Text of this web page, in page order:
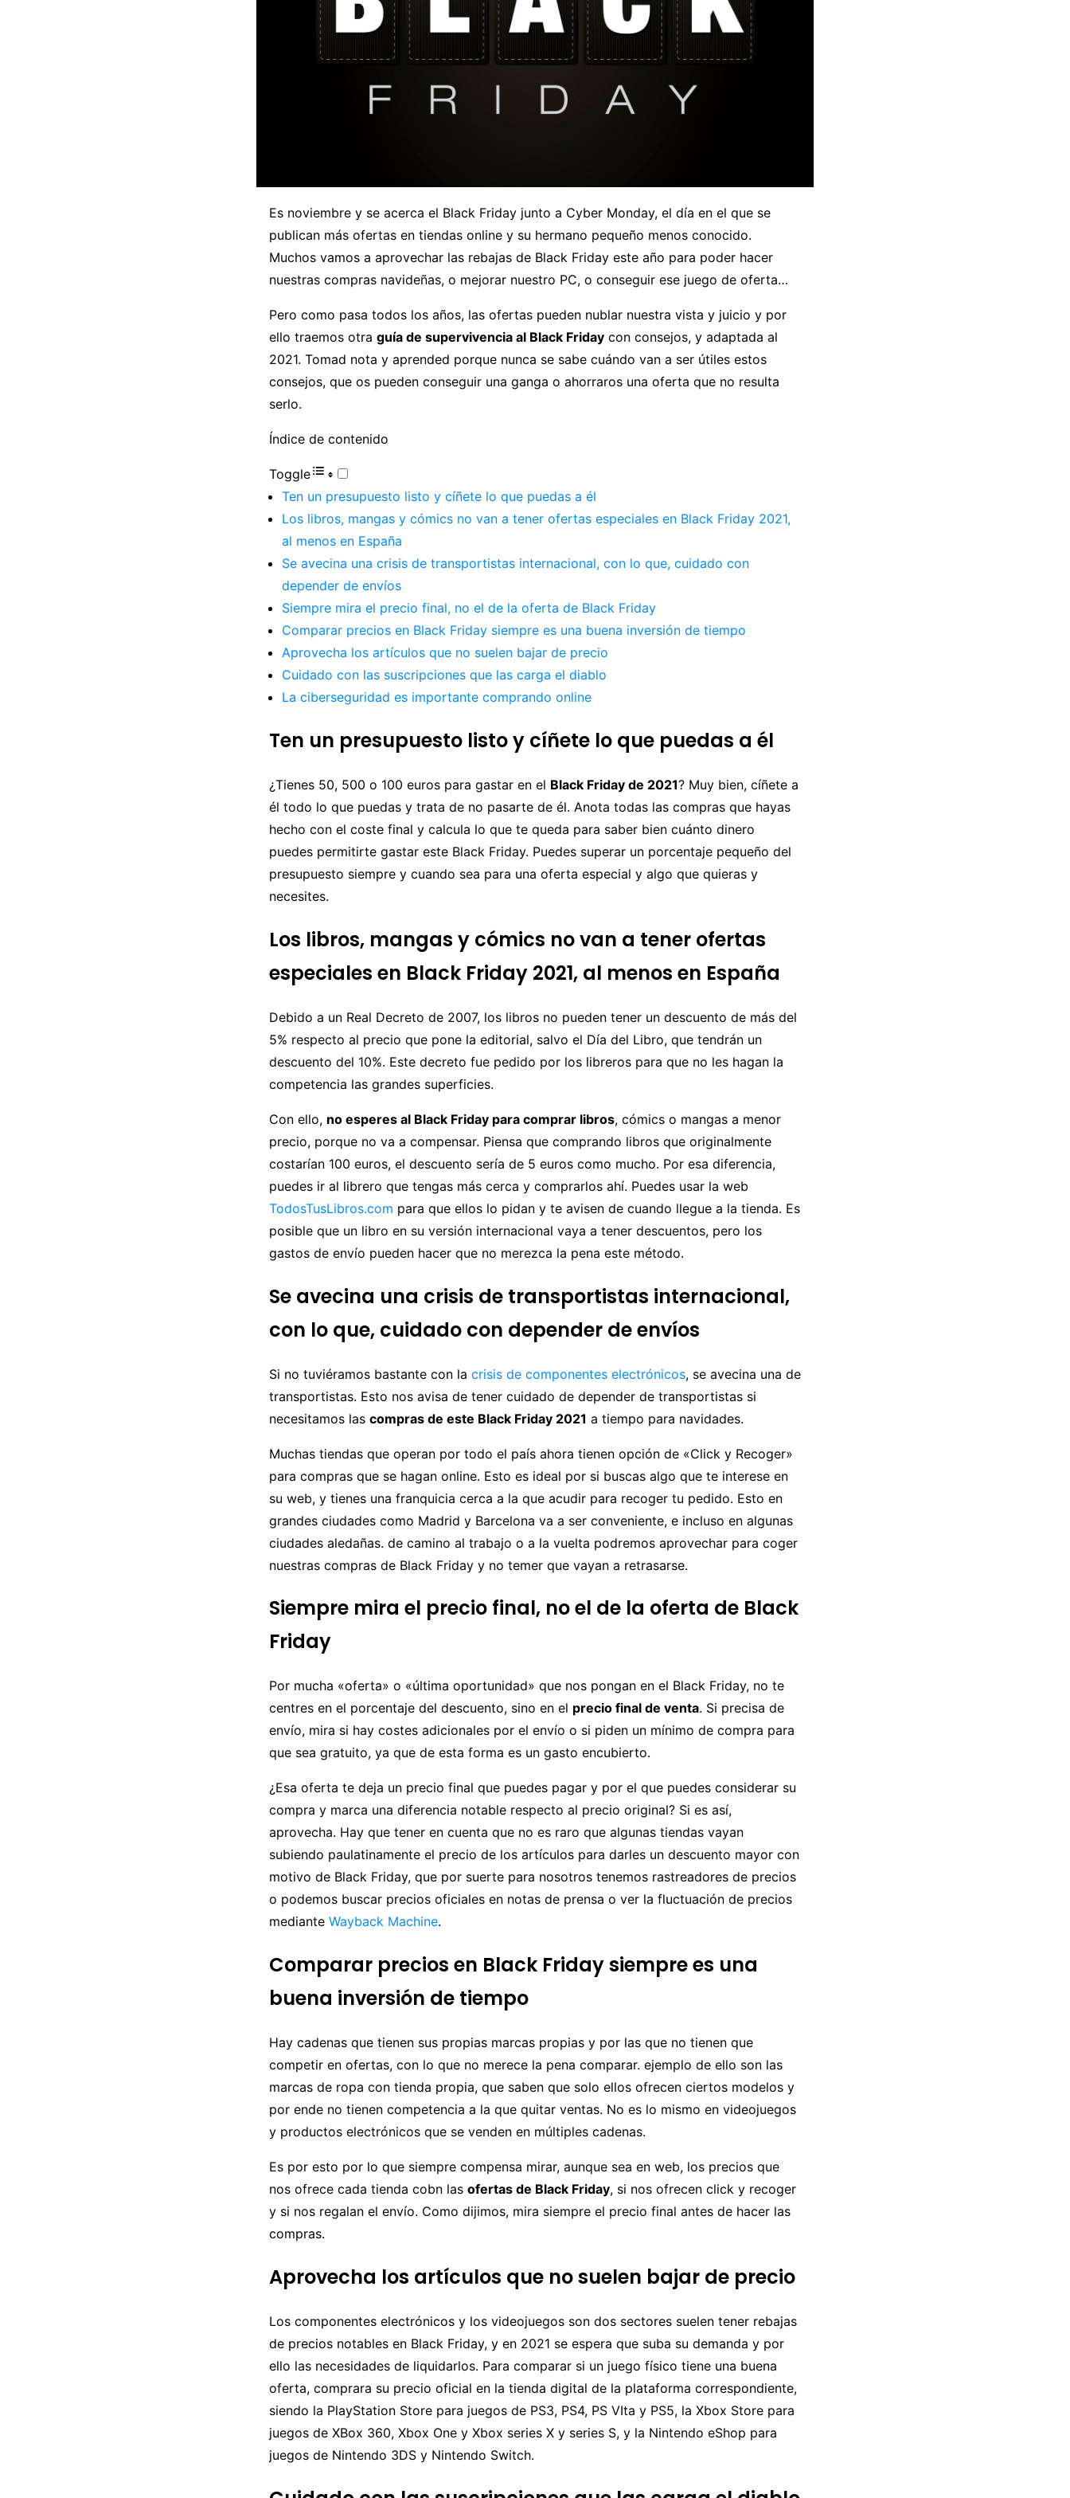
Es noviembre y se acerca el Black Friday junto a Cyber Monday, el día en el que se
publican más ofertas en tiendas online y su hermano pequeño menos conocido.
Muchos vamos a aprovechar las rebajas de Black Friday este año para poder hacer
nuestras compras navideñas, o mejorar nuestro PC, o conseguir ese juego de oferta…
Pero como pasa todos los años, las ofertas pueden nublar nuestra vista y juicio y por
ello traemos otra guía de supervivencia al Black Friday con consejos, y adaptada al
2021. Tomad nota y aprended porque nunca se sabe cuándo van a ser útiles estos
consejos, que os pueden conseguir una ganga o ahorraros una oferta que no resulta
serlo.
Índice de contenido
Toggle
Ten un presupuesto listo y cíñete lo que puedas a él
Los libros, mangas y cómics no van a tener ofertas especiales en Black Friday 2021,
al menos en España
Se avecina una crisis de transportistas internacional, con lo que, cuidado con
depender de envíos
Siempre mira el precio final, no el de la oferta de Black Friday
Comparar precios en Black Friday siempre es una buena inversión de tiempo
Aprovecha los artículos que no suelen bajar de precio
Cuidado con las suscripciones que las carga el diablo
La ciberseguridad es importante comprando online
Ten un presupuesto listo y cíñete lo que puedas a él
¿Tienes 50, 500 o 100 euros para gastar en el Black Friday de 2021? Muy bien, cíñete a
él todo lo que puedas y trata de no pasarte de él. Anota todas las compras que hayas
hecho con el coste final y calcula lo que te queda para saber bien cuánto dinero
puedes permitirte gastar este Black Friday. Puedes superar un porcentaje pequeño del
presupuesto siempre y cuando sea para una oferta especial y algo que quieras y
necesites.
Los libros, mangas y cómics no van a tener ofertas
especiales en Black Friday 2021, al menos en España
Debido a un Real Decreto de 2007, los libros no pueden tener un descuento de más del
5% respecto al precio que pone la editorial, salvo el Día del Libro, que tendrán un
descuento del 10%. Este decreto fue pedido por los libreros para que no les hagan la
competencia las grandes superficies.
Con ello, no esperes al Black Friday para comprar libros, cómics o mangas a menor
precio, porque no va a compensar. Piensa que comprando libros que originalmente
costarían 100 euros, el descuento sería de 5 euros como mucho. Por esa diferencia,
puedes ir al librero que tengas más cerca y comprarlos ahí. Puedes usar la web
TodosTusLibros.com para que ellos lo pidan y te avisen de cuando llegue a la tienda. Es
posible que un libro en su versión internacional vaya a tener descuentos, pero los
gastos de envío pueden hacer que no merezca la pena este método.
Se avecina una crisis de transportistas internacional,
con lo que, cuidado con depender de envíos
Si no tuviéramos bastante con la crisis de componentes electrónicos, se avecina una de
transportistas. Esto nos avisa de tener cuidado de depender de transportistas si
necesitamos las compras de este Black Friday 2021 a tiempo para navidades.
Muchas tiendas que operan por todo el país ahora tienen opción de «Click y Recoger»
para compras que se hagan online. Esto es ideal por si buscas algo que te interese en
su web, y tienes una franquicia cerca a la que acudir para recoger tu pedido. Esto en
grandes ciudades como Madrid y Barcelona va a ser conveniente, e incluso en algunas
ciudades aledañas. de camino al trabajo o a la vuelta podremos aprovechar para coger
nuestras compras de Black Friday y no temer que vayan a retrasarse.
Siempre mira el precio final, no el de la oferta de Black
Friday
Por mucha «oferta» o «última oportunidad» que nos pongan en el Black Friday, no te
centres en el porcentaje del descuento, sino en el precio final de venta. Si precisa de
envío, mira si hay costes adicionales por el envío o si piden un mínimo de compra para
que sea gratuito, ya que de esta forma es un gasto encubierto.
¿Esa oferta te deja un precio final que puedes pagar y por el que puedes considerar su
compra y marca una diferencia notable respecto al precio original? Si es así,
aprovecha. Hay que tener en cuenta que no es raro que algunas tiendas vayan
subiendo paulatinamente el precio de los artículos para darles un descuento mayor con
motivo de Black Friday, que por suerte para nosotros tenemos rastreadores de precios
o podemos buscar precios oficiales en notas de prensa o ver la fluctuación de precios
mediante Wayback Machine.
Comparar precios en Black Friday siempre es una
buena inversión de tiempo
Hay cadenas que tienen sus propias marcas propias y por las que no tienen que
competir en ofertas, con lo que no merece la pena comparar. ejemplo de ello son las
marcas de ropa con tienda propia, que saben que solo ellos ofrecen ciertos modelos y
por ende no tienen competencia a la que quitar ventas. No es lo mismo en videojuegos
y productos electrónicos que se venden en múltiples cadenas.
Es por esto por lo que siempre compensa mirar, aunque sea en web, los precios que
nos ofrece cada tienda cobn las ofertas de Black Friday, si nos ofrecen click y recoger
y si nos regalan el envío. Como dijimos, mira siempre el precio final antes de hacer las
compras.
Aprovecha los artículos que no suelen bajar de precio
Los componentes electrónicos y los videojuegos son dos sectores suelen tener rebajas
de precios notables en Black Friday, y en 2021 se espera que suba su demanda y por
ello las necesidades de liquidarlos. Para comparar si un juego físico tiene una buena
oferta, comprara su precio oficial en la tienda digital de la plataforma correspondiente,
siendo la PlayStation Store para juegos de PS3, PS4, PS VIta y PS5, la Xbox Store para
juegos de XBox 360, Xbox One y Xbox series X y series S, y la Nintendo eShop para
juegos de Nintendo 3DS y Nintendo Switch.